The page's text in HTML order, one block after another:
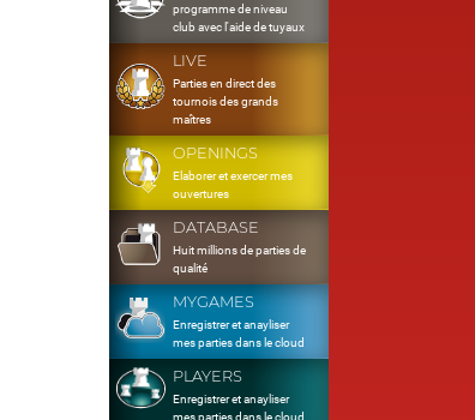
programme de niveau
club avec l'aide de tuyaux
LIVE
Parties en direct des
tournois des grands
maîtres
OPENINGS
Elaborer et exercer mes
ouvertures
DATABASE
Huit millions de parties de
qualité
MYGAMES
Enregistrer et anayliser
mes parties dans le cloud
PLAYERS
Enregistrer et anayliser